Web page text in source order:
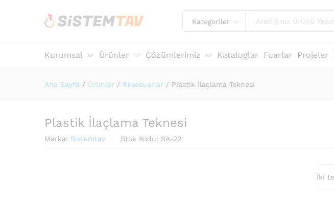
Kategoriler
Kurumsal Ürünler Çözümlerimiz Kataloglar Fuarlar Projeler
Ana Sayfa / Ürünler / Aksesuarlar / Plastik İlaçlama Teknesi
Plastik İlaçlama Teknesi
Marka: Sistemtav Stok Kodu: SA-22
İki